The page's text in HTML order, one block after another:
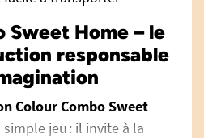
Sweet Home – le
responsable
Colour Combo Sweet
simple jeu : il invite à la